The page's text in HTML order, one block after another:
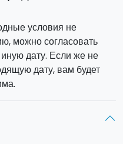
условия не
можно согласовать
дату. Если же не
дату, вам будет